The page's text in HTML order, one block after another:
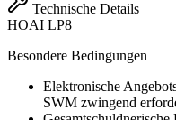
Technische Details
HOAI LP8
Besondere Bedingungen
Elektronische
SWM zwingend